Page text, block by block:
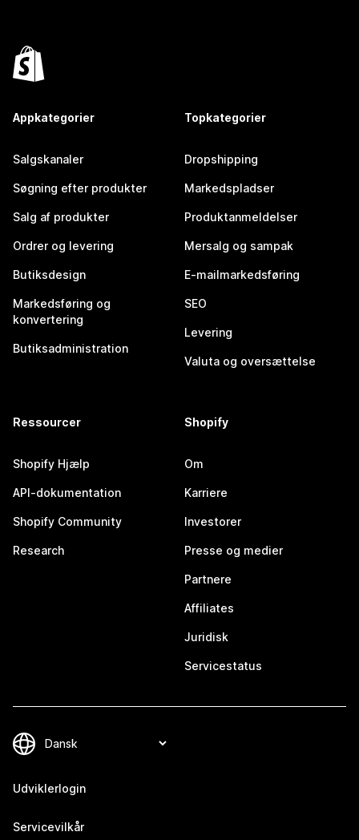
Appkategorier
Salgskanaler
Søgning efter produkter
Salg af produkter
Ordrer og levering
Butiksdesign
Markedsføring og
konvertering
Butiksadministration
Topkategorier
Dropshipping
Markedspladser
Produktanmeldelser
Mersalg og sampak
E-mailmarkedsføring
SEO
Levering
Valuta og oversættelse
Ressourcer
Shopify Hjælp
API-dokumentation
Shopify Community
Research
Shopify
Om
Karriere
Investorer
Presse og medier
Partnere
Affiliates
Juridisk
Servicestatus
Udviklerlogin
Servicevilkår